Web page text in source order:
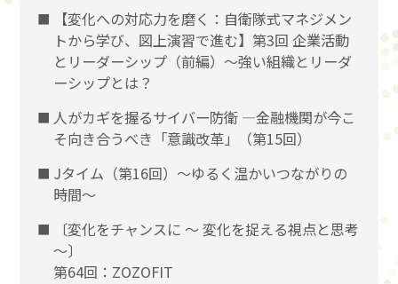
【変化への対応力を磨く：自衛隊式マネジメン
トから学び、図上演習で進む】第3回 企業活動
とリーダーシップ（前編）〜強い組織とリーダ
ーシップとは？
人がカギを握るサイバー防衛 ―金融機関が今こ
そ向き合うべき「意識改革」（第15回）
Jタイム（第16回）～ゆるく温かいつながりの
時間～
〔変化をチャンスに 〜 変化を捉える視点と思考
〜〕
第64回：ZOZOFIT